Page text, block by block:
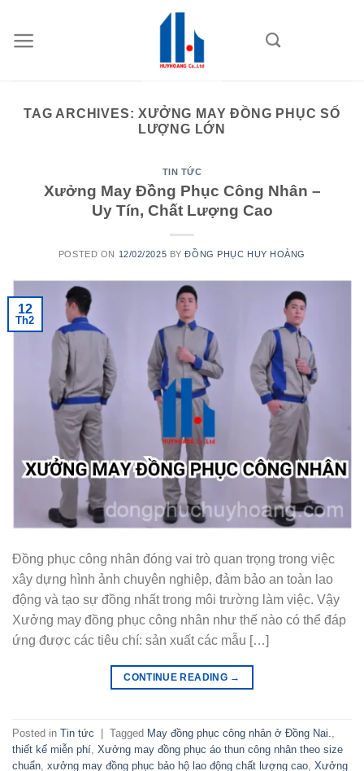
content
TAG ARCHIVES:XƯỞNG MAY ĐỒNG PHỤC SỐ
LƯỢNG LỚN
TIN TỨC
Xưởng May Đồng Phục Công Nhân –
Uy Tín, Chất Lượng Cao
POSTED ON 12/02/2025 BYĐỒNG PHỤC HUY HOÀNG
12
Th2
Đồng phục công nhân đóng vai trò quan trọng trong việc
xây dựng hình ảnh chuyên nghiệp, đảm bảo an toàn lao
động và tạo sự đồng nhất trong môi trường làm việc. Vậy
Xưởng may đồng phục công nhân như thế nào có thể đáp
ứng được các tiêu chí: sản xuất các mẫu […]
CONTINUE READING →
Posted in Tin tức | Tagged May đồng phục công nhân ở Đồng Nai.
thiết kế miễn phí Xưởng may đồng phục áo thun công nhân theo size
chuẩn xưởng may đồng phục bảo hộ lao động chất lượng cao Xưởng